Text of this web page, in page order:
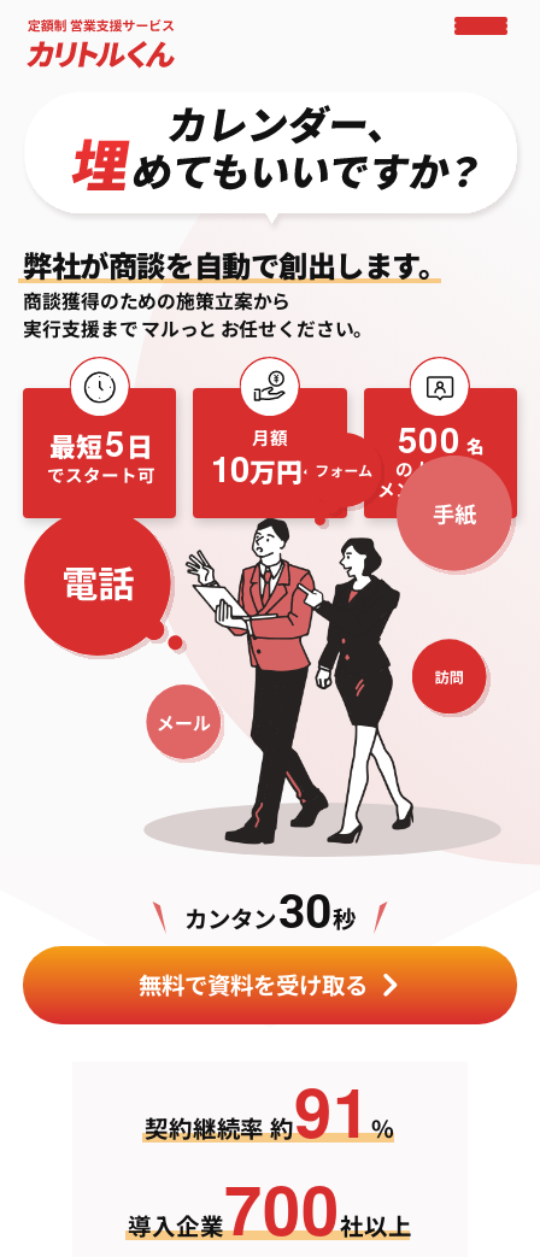
弊社が商談を自動で創出します。
商談獲得のための施策立案から
実行支援までマルっと お任せください。
最短5日
でスタート可
月額
10万円〜
500 名
の人材から
メンバーを選抜
カンタン30秒
無料で資料を受け取る
契約継続率 約91%
導入企業700社以上